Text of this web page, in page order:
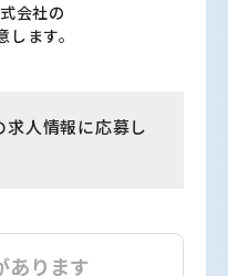
会社の
します。
求人情報に応募し
あります